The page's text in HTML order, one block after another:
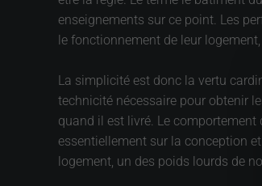
enseignements sur ce point. Les
le fonctionnement de leur
La simplicité est donc la vertu
technicité nécessaire pour obtenir
quand il est livré. Le
essentiellement sur la conception
logement, un des poids lourds de